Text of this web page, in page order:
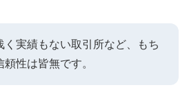
く実績もない取引所など、もち
頼性は皆無です。